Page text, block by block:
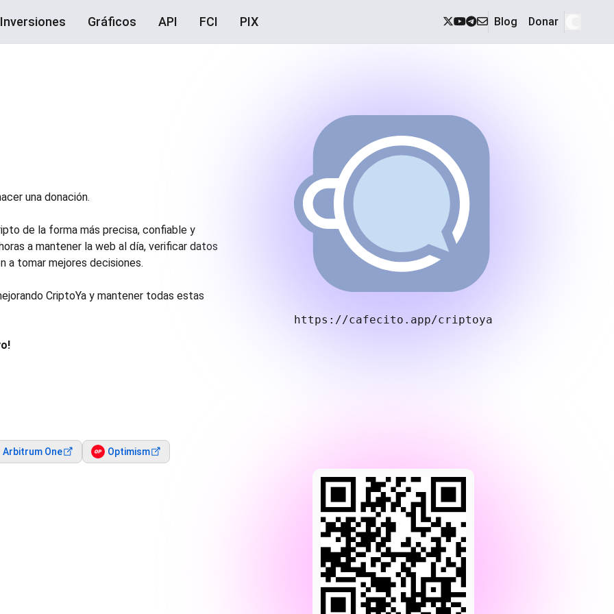
Inversiones Gráficos API FCI PIX Blog Donar
una donación.
de la forma más precisa, confiable y
a mantener la web al día, verificar datos
a tomar mejores decisiones.
CriptoYa y mantener todas estas
Arbitrum One Optimism
https://cafecito.app/criptoya